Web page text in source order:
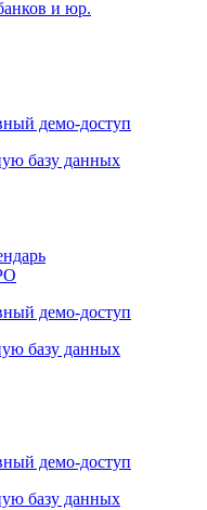
и юр.
базу данных
базу данных